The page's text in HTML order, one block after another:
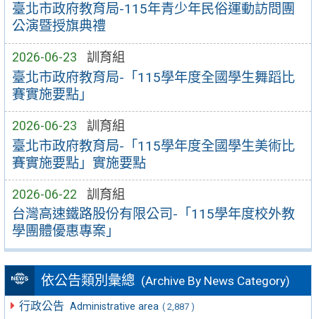
臺北市政府教育局-115年青少年民俗運動訪問團
公演暨授旗典禮
2026-06-23 訓育組
臺北市政府教育局-「115學年度全國學生舞蹈比
賽實施要點」
2026-06-23 訓育組
臺北市政府教育局-「115學年度全國學生美術比
賽實施要點」實施要點
2026-06-22 訓育組
台灣高速鐵路股份有限公司-「115學年度校外教
學團體優惠專案」
依公告類別彙總 (Archive By News Category)
行政公告 Administrative area ( 2,887 )